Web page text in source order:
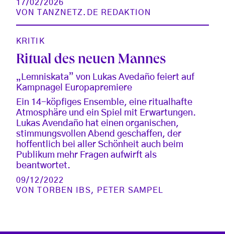
17/02/2026
VON
TANZNETZ.DE REDAKTION
KRITIK
Ritual des neuen Mannes
„Lemniskata” von Lukas Avedaño feiert auf
Kampnagel Europapremiere
Ein 14-köpfiges Ensemble, eine ritualhafte
Atmosphäre und ein Spiel mit Erwartungen.
Lukas Avendaño hat einen organischen,
stimmungsvollen Abend geschaffen, der
hoffentlich bei aller Schönheit auch beim
Publikum mehr Fragen aufwirft als
beantwortet.
09/12/2022
VON
TORBEN IBS, PETER SAMPEL